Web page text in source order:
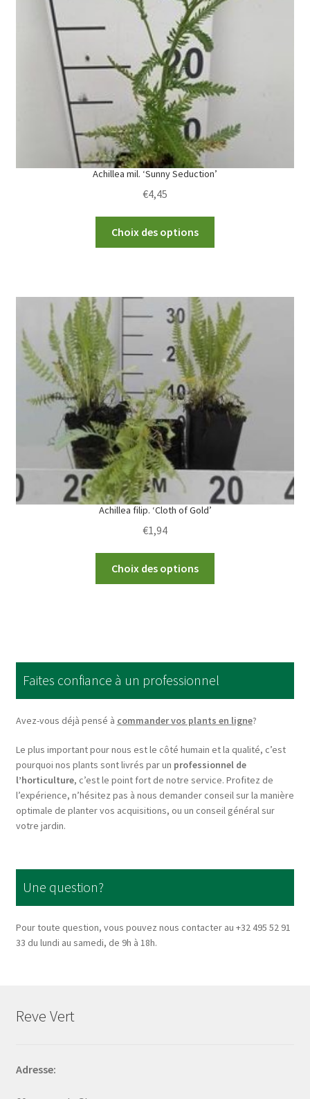
may
chosen
product
Achillea mil. ‘Sunny Seduction’
€4,45
Choix des options
The
options
may
be
chosen
on
the
product
page
Achillea filip. ‘Cloth of Gold’
€1,94
Choix des options
options
may
be
chosen
the
product
page
Faites confiance à un professionnel
Avez-vous déjà pensé à commander vos plants en ligne?
Le plus important pour nous est le côté humain et la qualité, c’est
pourquoi nos plants sont livrés par un professionnel de
l’horticulture, c’est le point fort de notre service. Profitez de
l’expérience, n’hésitez pas à nous demander conseil sur la manière
optimale de planter vos acquisitions, ou un conseil général sur
votre jardin.
Une question?
Pour toute question, vous pouvez nous contacter au +32 495 52 91
33 du lundi au samedi, de 9h à 18h.
Reve Vert
Adresse: